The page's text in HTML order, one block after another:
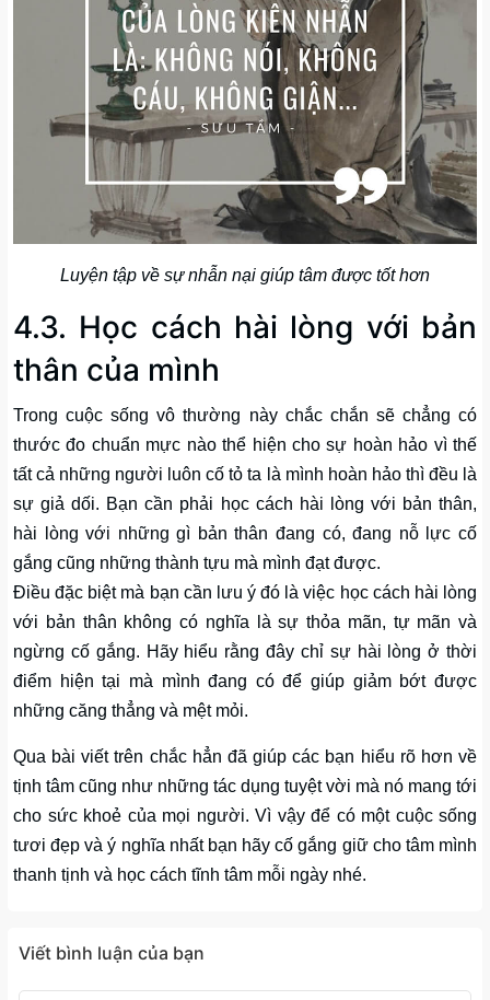
Luyện tập về sự nhẫn nại giúp tâm được tốt hơn
4.3. Học cách hài lòng với bản
thân của mình
Trong cuộc sống vô thường này chắc chắn sẽ chẳng có
thước đo chuẩn mực nào thể hiện cho sự hoàn hảo vì thế
tất cả những người luôn cố tỏ ta là mình hoàn hảo thì đều là
sự giả dối. Bạn cần phải học cách hài lòng với bản thân,
hài lòng với những gì bản thân đang có, đang nỗ lực cố
gắng cũng những thành tựu mà mình đạt được.
Điều đặc biệt mà bạn cần lưu ý đó là việc học cách hài lòng
với bản thân không có nghĩa là sự thỏa mãn, tự mãn và
ngừng cố gắng. Hãy hiểu rằng đây chỉ sự hài lòng ở thời
điểm hiện tại mà mình đang có để giúp giảm bớt được
những căng thẳng và mệt mỏi.
Qua bài viết trên chắc hẳn đã giúp các bạn hiểu rõ hơn về
tịnh tâm cũng như những tác dụng tuyệt vời mà nó mang tới
cho sức khoẻ của mọi người. Vì vậy để có một cuộc sống
tươi đẹp và ý nghĩa nhất bạn hãy cố gắng giữ cho tâm mình
thanh tịnh và học cách tĩnh tâm mỗi ngày nhé.
Viết bình luận của bạn